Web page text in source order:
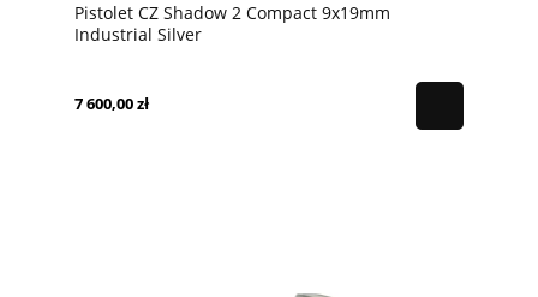
Pistolet CZ Shadow 2 Compact 9x19mm
Industrial Silver
7 600,00 zł